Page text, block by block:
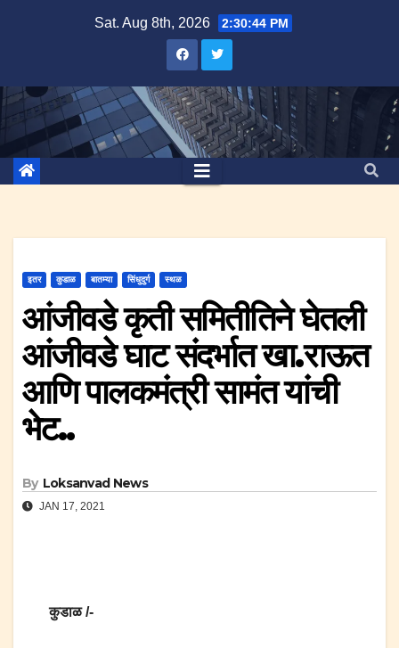
Sat. Aug 8th, 2026 2:30:45 PM
इतर कुडाळ बातम्या सिंधुदुर्ग स्थळ
आंजीवडे कृती समितीतिने घेतली
आंजीवडे घाट संदर्भात खा.राऊत
आणि पालकमंत्री सामंत यांची
भेट..
By Loksanvad News
JAN 17, 2021
कुडाळ /-